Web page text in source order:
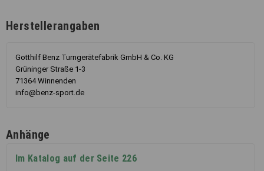
Herstellerangaben
Gotthilf Benz Turngerätefabrik GmbH & Co. KG
Grüninger Straße 1-3
71364 Winnenden
info@benz-sport.de
Anhänge
Im Katalog auf der Seite 226